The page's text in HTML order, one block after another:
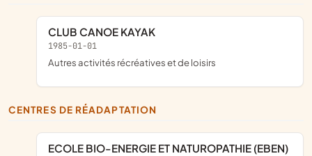
CLUB CANOE KAYAK
1985-01-01
Autres activités récréatives et de loisirs
CENTRES DE RÉADAPTATION
ECOLE BIO-ENERGIE ET NATUROPATHIE (EBEN)